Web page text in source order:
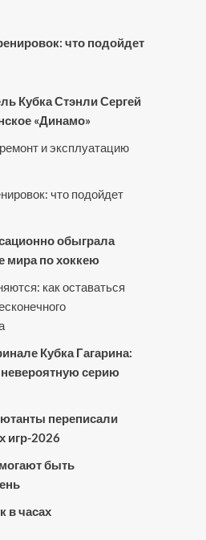
что подойдет
Кубка Стэнли Сергей
«Динамо»
и эксплуатацию
что подойдет
обыграла
мира по хоккею
как оставаться
Кубка Гагарина:
серию
переписали
игр-2026
быть
в часах